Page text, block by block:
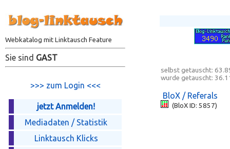
Webkatalog mit Linktausch Feature
Sie sind GAST
>>> zum Login <<<
jetzt Anmelden!
Mediadaten / Statistik
Linktausch Klicks
selbst getauscht:
wurde getauscht:
BloX / Referals
(BloX ID: 5857)